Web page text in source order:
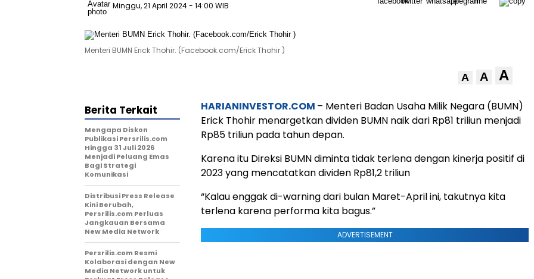
Minggu, 21 April 2024- 14:00 WIB
Menteri BUMN Erick Thohir. (Facebook.com/Erick Thohir )
A A A
HARIANINVESTOR.COM – Menteri Badan Usaha Milik Negara (BUMN)
Erick Thohir menargetkan dividen BUMN naik dari Rp81 triliun menjadi
Rp85 triliun pada tahun depan.
Karena itu Direksi BUMN diminta tidak terlena dengan kinerja positif di
2023 yang mencatatkan dividen Rp81,2 triliun
“Kalau enggak di-warning dari bulan Maret-April ini, takutnya kita
terlena karena performa kita bagus.”
ADVERTISEMENT
Berita Terkait
Mengapa Diskon
Publikasi Persrilis.com
Hingga 31 Juli 2026
Menjadi Peluang Emas
Bagi Strategi
Komunikasi
Distribusi Press Release
Kini Berubah,
Persrilis.com Perluas
Jangkauan Bersama
New Media Network
Persrilis.com Resmi
Kolaborasi dengan New
Media Network untuk